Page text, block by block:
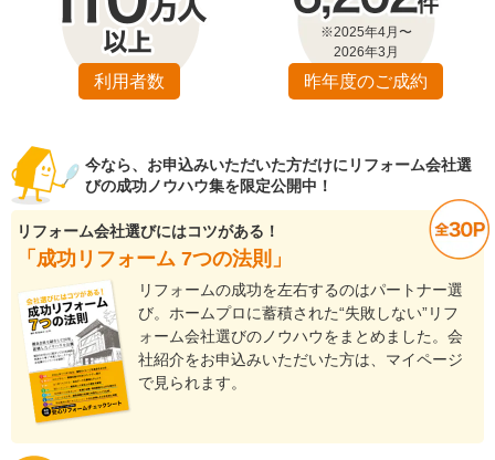
利用者数
※2025年4月〜
2026年3月
昨年度のご成約
今なら、お申込みいただいた方だけにリフォーム会社選
びの成功ノウハウ集を限定公開中！
リフォーム会社選びにはコツがある！
「成功リフォーム 7つの法則」
リフォームの成功を左右するのはパートナー選
び。ホームプロに蓄積された“失敗しない”リフ
ォーム会社選びのノウハウをまとめました。会
社紹介をお申込みいただいた方は、マイページ
で見られます。